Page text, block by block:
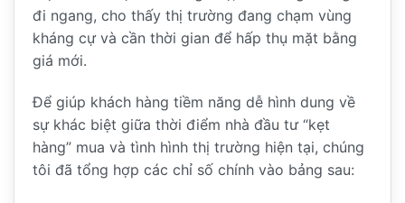
đi ngang, cho thấy thị trường đang chạm vùng
kháng cự và cần thời gian để hấp thụ mặt bằng
giá mới.
Để giúp khách hàng tiềm năng dễ hình dung về
sự khác biệt giữa thời điểm nhà đầu tư “kẹt
hàng” mua và tình hình thị trường hiện tại, chúng
tôi đã tổng hợp các chỉ số chính vào bảng sau: